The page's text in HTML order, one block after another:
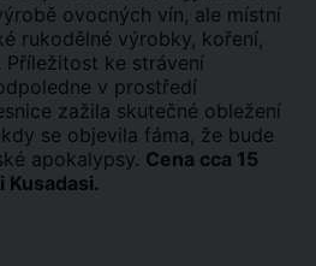
ovocných vín, ale místní
rukodělné výrobky, koření,
ke strávení
v prostředí
zažila skutečné obležení
se objevila fáma, že bude
apokalypsy. Cena cca 15
Kusadasi.